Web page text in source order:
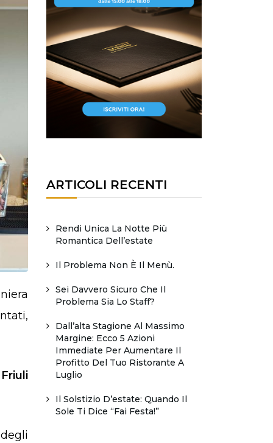
ARTICOLI RECENTI
Rendi Unica La Notte Più
Romantica Dell’estate
Il Problema Non È Il Menù.
Sei Davvero Sicuro Che Il
Problema Sia Lo Staff?
Dall’alta Stagione Al Massimo
Margine: Ecco 5 Azioni
Immediate Per Aumentare Il
Profitto Del Tuo Ristorante A
Luglio
Il Solstizio D’estate: Quando Il
Sole Ti Dice “fai Festa!”